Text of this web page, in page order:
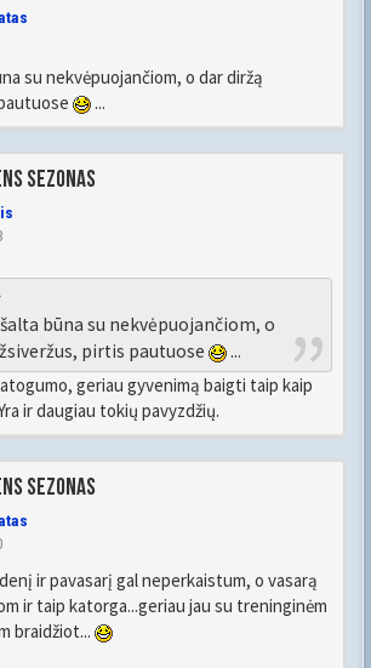
su nekvėpuojančiom, o dar diržą
...
sezonas
būna su nekvėpuojančiom, o
pirtis pautuose
...
geriau gyvenimą baigti taip kaip
ir daugiau tokių pavyzdžių.
sezonas
ir pavasarį gal neperkaistum, o vasarą
ir taip katorga...geriau jau su treninginėm
braidžiot...